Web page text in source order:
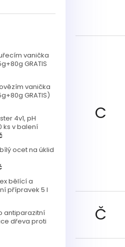
vanička
GRATIS
vanička
GRATIS)
4v1, pH
ks v balení
bílý ocet na úklid
bělící a
přípravek 5 l
antiparazitní
dřeva proti
C
Č